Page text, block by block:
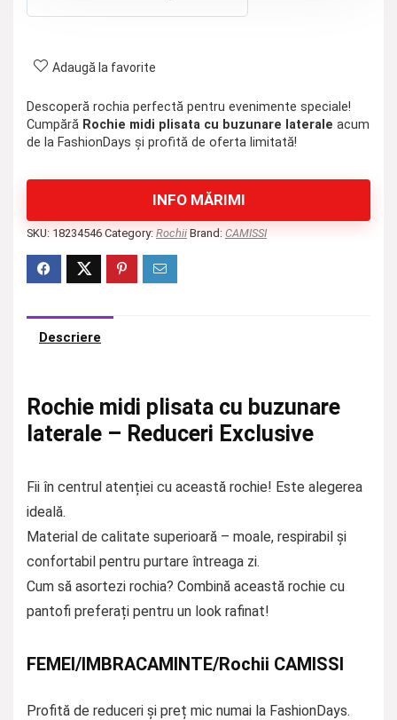
Adaugă la favorite
Descoperă rochia perfectă pentru evenimente speciale!
Cumpără Rochie midi plisata cu buzunare laterale acum
de la FashionDays și profită de oferta limitată!
INFO MĂRIMI
SKU: 18234546 Category: Rochii Brand: CAMISSI
Descriere
Rochie midi plisata cu buzunare
laterale – Reduceri Exclusive
Fii în centrul atenției cu această rochie! Este alegerea
ideală.
Material de calitate superioară – moale, respirabil și
confortabil pentru purtare întreaga zi.
Cum să asortezi rochia? Combină această rochie cu
pantofi preferați pentru un look rafinat!
FEMEI/IMBRACAMINTE/Rochii CAMISSI
Profită de reduceri și preț mic numai la FashionDays.